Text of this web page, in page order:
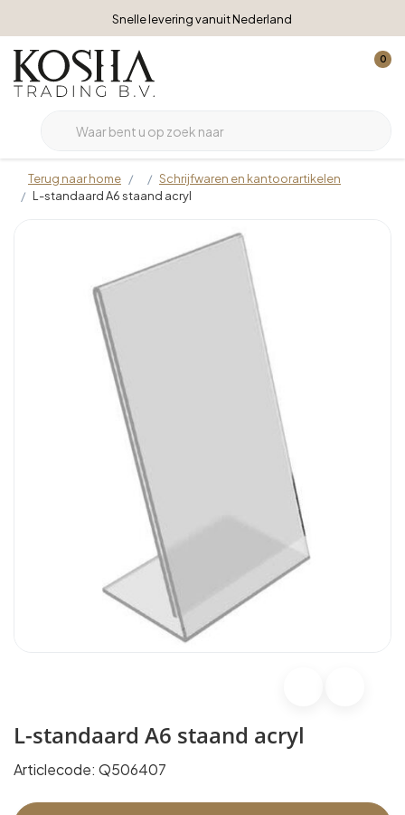
Snelle levering vanuit Nederland
0
Terug naar home
Schrijfwaren en kantoorartikelen
L-standaard A6 staand acryl
L-standaard A6 staand acryl
Articlecode: Q506407